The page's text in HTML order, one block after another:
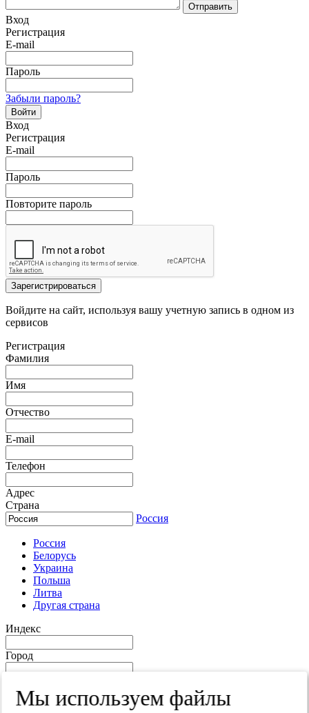
Отправить
Вход
Регистрация
E-mail
Пароль
Забыли пароль?
Войти
Вход
Регистрация
E-mail
Пароль
Повторите пароль
Зарегистрироваться
Войдите на сайт, используя вашу учетную запись в одном из
сервисов
Регистрация
Фамилия
Имя
Отчество
E-mail
Телефон
Адрес
Страна
Россия
Россия
Белорусь
Украина
Польша
Литва
Другая страна
Индекс
Город
Улица
Мы используем файлы